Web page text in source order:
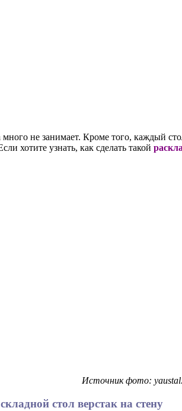
много не занимает. Кроме того, каждый
хотите узнать, как сделать такой
Источник фото:
стол верстак на стену